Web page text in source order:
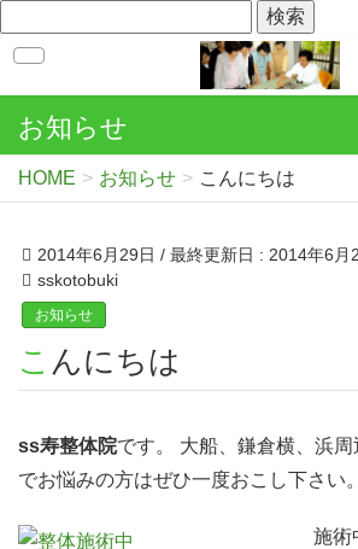
お知らせ
HOME お知らせ こんにちは
2014年6月29日 / 最終更新日 : 2014年6月
sskotobuki
お知らせ
こんにちは
ss寿整体院です。 大船、鎌倉横、浜周
でお悩みの方はぜひ一度おこし下さい。
施術